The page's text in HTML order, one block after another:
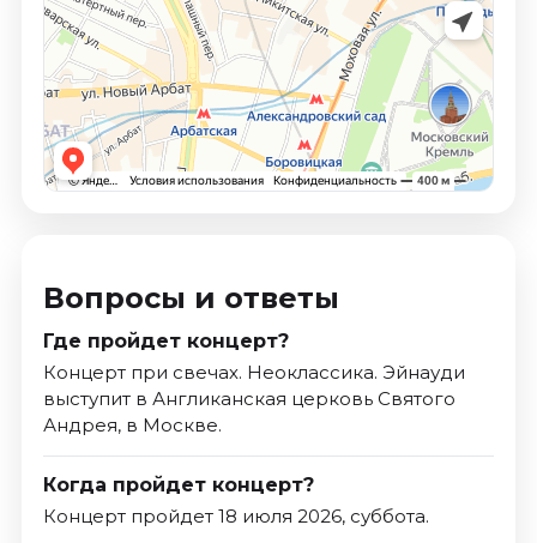
Вопросы и ответы
Где пройдет концерт?
Концерт при свечах. Неоклассика. Эйнауди
выступит в Англиканская церковь Святого
Андрея, в Москве.
Когда пройдет концерт?
Концерт пройдет 18 июля 2026, суббота.